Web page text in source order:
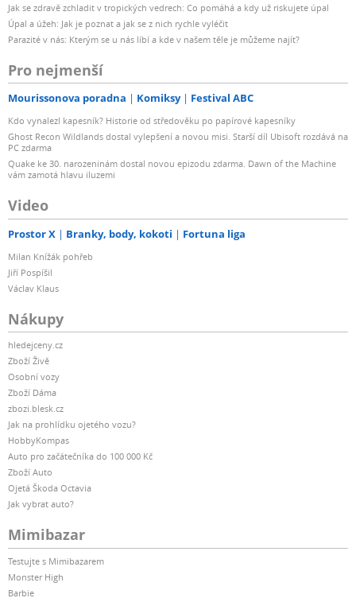
Jak se zdravě zchladit v tropických vedrech: Co pomáhá a kdy už riskujete úpal
Úpal a úžeh: Jak je poznat a jak se z nich rychle vyléčit
Parazité v nás: Kterým se u nás líbí a kde v našem těle je můžeme najít?
Pro nejmenší
Mourissonova poradna Komiksy Festival ABC
Kdo vynalezl kapesník? Historie od středověku po papírové kapesníky
Ghost Recon Wildlands dostal vylepšení a novou misi. Starší díl Ubisoft rozdává na
PC zdarma
Quake ke 30. narozeninám dostal novou epizodu zdarma. Dawn of the Machine
vám zamotá hlavu iluzemi
Video
Prostor X Branky, body, kokoti Fortuna liga
Milan Knížák pohřeb
Jiří Pospíšil
Václav Klaus
Nákupy
hledejceny.cz
Zboží Živě
Osobní vozy
Zboží Dáma
zbozi.blesk.cz
Jak na prohlídku ojetého vozu?
HobbyKompas
Auto pro začátečníka do 100 000 Kč
Zboží Auto
Ojetá Škoda Octavia
Jak vybrat auto?
Mimibazar
Testujte s Mimibazarem
Monster High
Barbie